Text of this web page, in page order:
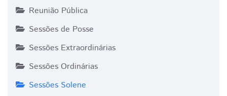
Reunião Pública
Sessões de Posse
Sessões Extraordinárias
Sessões Ordinárias
Sessões Solene